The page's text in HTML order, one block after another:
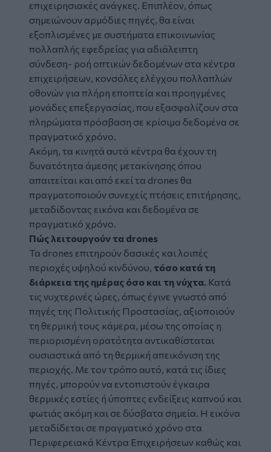
επιχειρησιακές ανάγκες. Επιπλέον, όπως
σημειώνουν αρμόδιες πηγές, θα είναι
εξοπλισμένες με συστήματα επικοινωνίας
πολλαπλής εφεδρείας για αδιάλειπτη
σύνδεση- ροή οπτικών δεδομένων στα κέντρα
επιχειρήσεων, κονσόλες ελέγχου πολλαπλών
οθονών για πλήρη εποπτεία και προηγμένες
μονάδες επεξεργασίας, που εξασφαλίζουν στα
πληρώματα πρόσβαση σε κρίσιμα δεδομένα σε
πραγματικό χρόνο.
Ακόμη, τα κινητά αυτά κέντρα θα έχουν τη
δυνατότητα άμεσης μετακίνησης όπου
απαιτείται και από εκεί τα drones θα
πραγματοποιούν συνεχείς πτήσεις επιτήρησης,
μεταδίδοντας εικόνα και δεδομένα σε
πραγματικό χρόνο.
Πώς λειτουργούν τα drones
Τα drones επιτηρούν δασικές και λοιπές
περιοχές υψηλού κινδύνου, τόσο κατά τη
διάρκεια της ημέρας όσο και τη νύχτα. Κατά
τις νυχτερινές ώρες, όπως έγινε γνωστό από
πηγές της Πολιτικής Προστασίας, αξιοποιούν
τη θερμική τους κάμερα, μέσω της οποίας η
περιορισμένη ορατότητα αντικαθίσταται
ουσιαστικά από τη θερμική απεικόνιση της
περιοχής. Με τον τρόπο αυτό, κατά τις ίδιες
πηγές, μπορούν να εντοπιστούν έγκαιρα
θερμικές εστίες ή ύποπτες ενδείξεις καπνού και
φωτιάς ακόμη και σε δύσβατα σημεία. Η εικόνα
μεταδίδεται σε πραγματικό χρόνο στα
Περιφερειακά Κέντρα Επιχειρήσεων καθώς και